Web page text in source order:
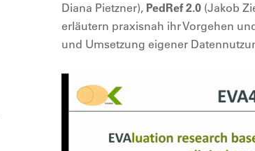
Diana Pietzner), PedRef 2.0 (Jakob
erläutern praxisnah ihr Vorgehen
und Umsetzung eigener